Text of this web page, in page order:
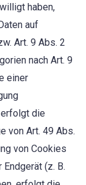
haben,
auf
Art. 9 Abs. 2
nach Art. 9
einer
die
von Art. 49 Abs.
von Cookies
(z. B.